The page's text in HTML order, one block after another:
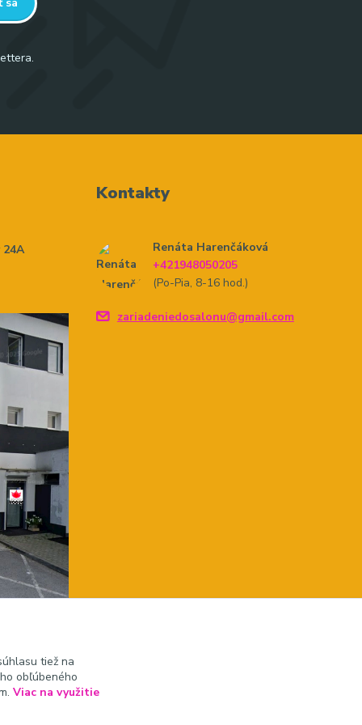
Kontakty
Renáta Harenčáková
+421948050205
(Po-Pia, 8-16 hod.)
zariadeniedosalonu@gmail.com
tiež na
obľúbeného
Viac na využitie